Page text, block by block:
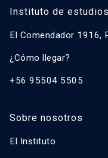
Instituto de
El Comendador 1916,
¿Cómo llegar?
+56 95504 5505
Sobre nosotros
El Instituto